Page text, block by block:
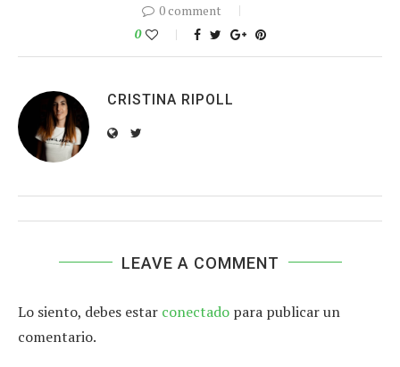
0 comment
0
CRISTINA RIPOLL
LEAVE A COMMENT
Lo siento, debes estar conectado para publicar un
comentario.